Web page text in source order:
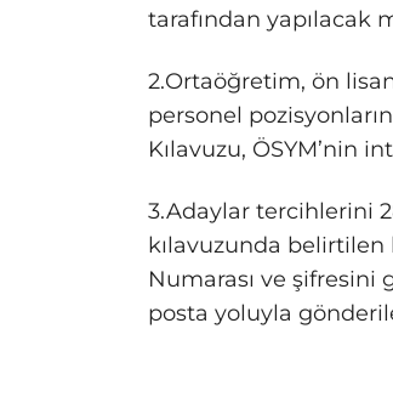
tarafından yapılacak
2.Ortaöğretim, ön
personel
Kılavuzu, ÖSYM’nin
3.Adaylar tercihlerini
kılavuzunda belirtilen
Numarası ve şifresini
posta yoluyla